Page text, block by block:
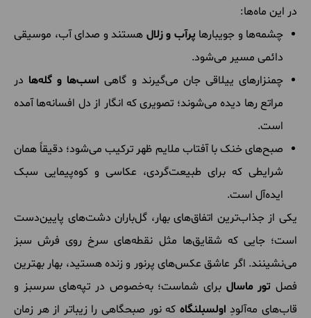
در این ماه‌ها:
چشمه‌ها و جویبارها پرآب و زلال هستند و صدای آب، موسیقی
دائمی مسیر می‌شود.
چمنزارهای ییلاقی جان می‌گیرند و گاهی اسب‌ها و گله‌ها در
مراتع رها دیده می‌شوند؛ تصویری که انگار از دل افسانه‌ها آمده
است.
صبح‌های خنک با آفتاب ملایم ظهر ترکیب می‌شود؛ دقیقاً همان
شرایطی که برای طبیعت‌گردی، عکاسی و کوه‌پیمایی سبک
ایده‌آل است.
یکی از جذاب‌ترین اتفاق‌های بهار، گل‌باران دشت‌های پایین‌دست
است؛ جایی که شقایق‌ها مثل نقطه‌های سرخ روی فرش سبز
می‌نشینند. اگر عاشق عکس‌های پرنور و زنده هستید، بهار بهترین
فصل تور ماسال برای شماست؛ به‌خصوص در تپه‌های سرسبز و
قاب‌های مه‌آلودِ اولسبلنگاه که نور صبحگاهی را زیباتر از هر زمان